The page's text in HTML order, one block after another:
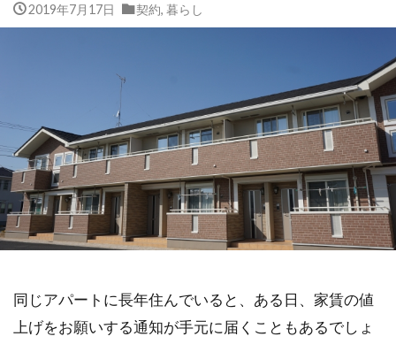
2019年7月17日 契約, 暮らし
同じアパートに長年住んでいると、ある日、家賃の値
上げをお願いする通知が手元に届くこともあるでしょ